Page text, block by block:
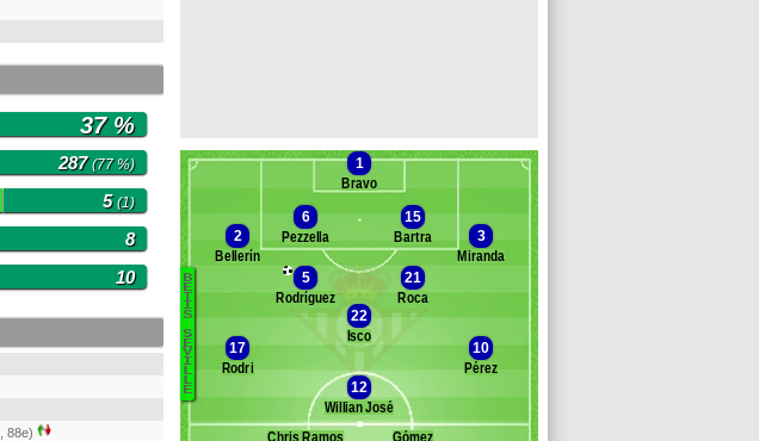
37 %
287(77 %)
5(1)
8
10
, 88e)
Banc des remplaçants Betis Séville
Altimira
J. Díaz
Guilherme Fernandes
Iglesias Quintas
Fran Vieites
B
E
T
I
S
S
É
V
I
L
L
E
1
Bravo
6
Pezzella
15
Bartra
2
Bellerín
3
Miranda
5
Rodríguez
21
Roca
22
Isco
17
Rodri
10
Pérez
12
Willian José
Gómez
Chris Ramos